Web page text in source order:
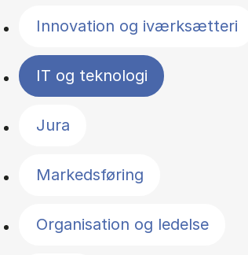
Innovation og iværksætteri
IT og teknologi
Jura
Markedsføring
Organisation og ledelse